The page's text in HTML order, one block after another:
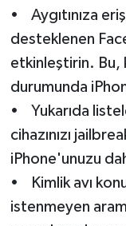
• Aygıtınıza
desteklenen
etkinleştirin. Bu,
durumunda
• Yukarıda
cihazınızı
iPhone'unuzu
• Kimlik avı
istenmeyen